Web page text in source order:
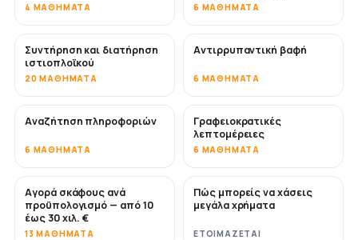
4 ΜΑΘΉΜΑΤΑ 6 ΜΑΘΉΜΑΤΑ
Συντήρηση και διατήρηση
ιστιοπλοϊκού
20 ΜΑΘΉΜΑΤΑ
ΣΎΝΤΟΜΑ
Αντιρρυπαντική βαφή
6 ΜΑΘΉΜΑΤΑ
Αναζήτηση πληροφοριών
6 ΜΑΘΉΜΑΤΑ
Γραφειοκρατικές
λεπτομέρειες
6 ΜΑΘΉΜΑΤΑ
ΣΎΝΤΟΜΑ
Αγορά σκάφους ανά
προϋπολογισμό — από 10
έως 30 χιλ. €
13 ΜΑΘΉΜΑΤΑ
ΣΎΝΤΟΜΑ
Πώς μπορείς να χάσεις
μεγάλα χρήματα
ΕΤΟΙΜΆΖΕΤΑΙ